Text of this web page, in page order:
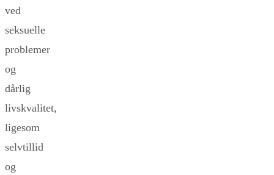
ved
seksuelle
problemer
og
dårlig
livskvalitet,
ligesom
selvtillid
og